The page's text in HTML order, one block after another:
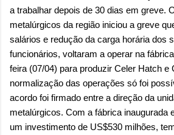
a trabalhar depois de 30 dias em greve.
metalúrgicos da região iniciou a greve
salários e redução da carga horária dos
funcionários, voltaram a operar na
feira (07/04) para produzir Celer Hatch e
normalização das operações só foi
acordo foi firmado entre a direção da
metalúrgicos. Com a fábrica inaugurada
um investimento de US$530 milhões,